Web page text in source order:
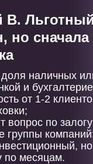
B.
но
наличных
и
от 1-2
вопрос по
группы
по месяцам.